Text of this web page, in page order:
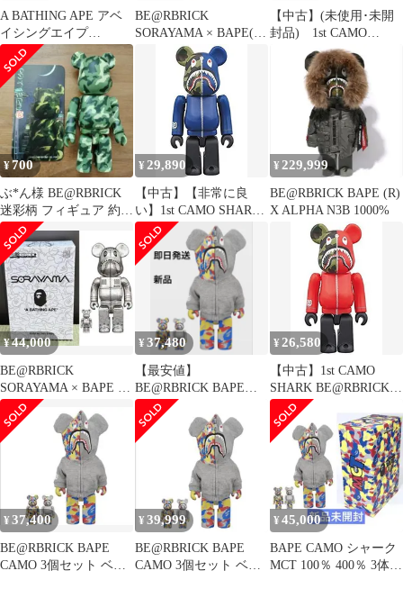
A BATHING APE アベ
イシングエイプ
1D23182905 1st CAMO
SHARK BE@RBRICK
400％ カモシャーク ベ
アブリック メディコム
トイ カーキ系 ネイビー
系 ブラック系【中古】
BE@RBRICK
SORAYAMA × BAPE(R)
CAMO SHARK
【中古】(未使用･未開
封品) 1st CAMO
SHARK BE@RBRICK
100％ NAVY qdkdu57
¥700
ぶ*ん様 BE@RBRICK
迷彩柄 フィギュア 約
7cm カード付き
¥ 29,890
【中古】【非常に良
い】1st CAMO SHARK
BE@RBRICK 100％
NAVY dwos6rj
¥ 229,999
BE@RBRICK BAPE (R)
X ALPHA N3B 1000%
¥44,000
BE@RBRICK
SORAYAMA × BAPE ベ
イプ 空山基 カモシャ
ーク
¥37,480
【最安値】
BE@RBRICK BAPE
CAMO 3個セット ベア
ブリック
¥ 26,580
【中古】1st CAMO
SHARK BE@RBRICK
100％ RED dwos6rj
¥ 37,400
BE@RBRICK BAPE
CAMO 3個セット ベア
¥ 39,999
BE@RBRICK BAPE
CAMO 3個セット ベア
¥ 45,000
BAPE CAMO シャーク
MCT 100％ 400％ 3体